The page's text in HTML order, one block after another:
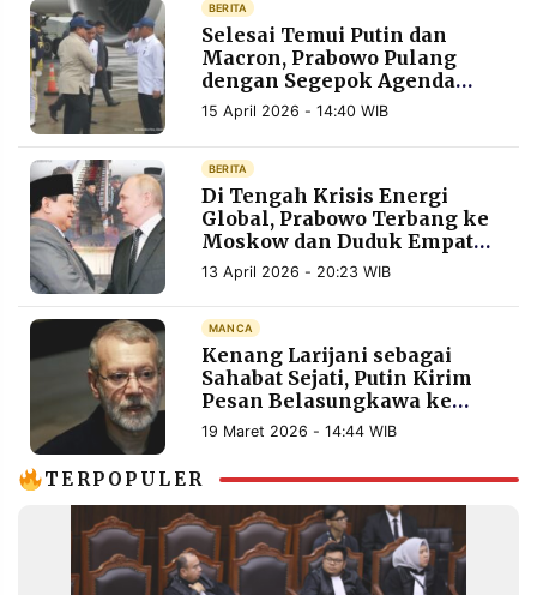
IKUTI
KAMI
©
PT.
RESOLUSI
PRAMUDITA
©
-
RESOLUSI
MEDIA
BERITA
Selesai Temui Putin dan
Macron, Prabowo Pulang
dengan Segepok Agenda
Kerja Sama
15 April 2026 - 14:40 WIB
BERITA
Di Tengah Krisis Energi
Global, Prabowo Terbang ke
Moskow dan Duduk Empat
Mata dengan Putin
13 April 2026 - 20:23 WIB
MANCA
Kenang Larijani sebagai
Sahabat Sejati, Putin Kirim
Pesan Belasungkawa ke
Pemimpin Tertinggi Iran
19 Maret 2026 - 14:44 WIB
TERPOPULER